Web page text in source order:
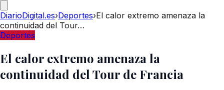
DiarioDigital.es›Deportes›El calor extremo amenaza la
continuidad del Tour…
Deportes
El calor extremo amenaza la
continuidad del Tour de Francia